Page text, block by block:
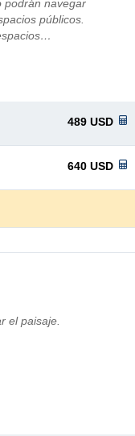
podrán navegar
públicos.
489 USD
640 USD
el paisaje.